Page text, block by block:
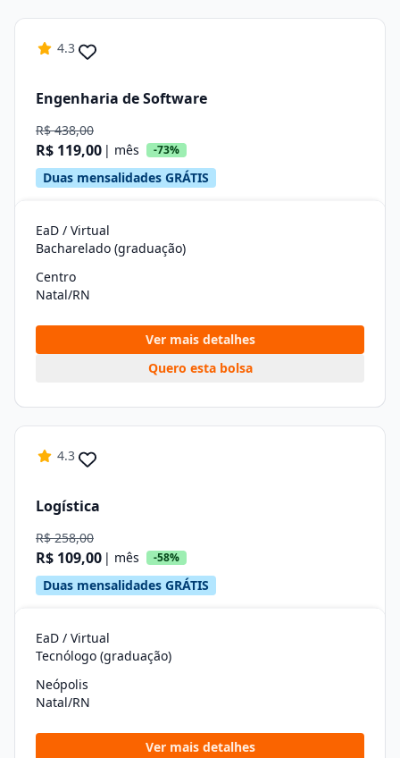
4.3
Engenharia de Software
R$ 438,00
R$ 119,00 | mês -73%
Duas mensalidades GRÁTIS
EaD / Virtual
Bacharelado (graduação)
Centro
Natal/RN
Ver mais detalhes
Quero esta bolsa
4.3
Logística
R$ 258,00
R$ 109,00 | mês -58%
Duas mensalidades GRÁTIS
EaD / Virtual
Tecnólogo (graduação)
Neópolis
Natal/RN
Ver mais detalhes